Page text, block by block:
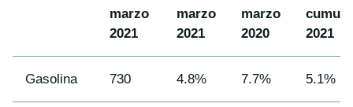
marzo
2021
marzo
2021
marzo
2020
2021
Gasolina 730 4.8% 7.7% 5.1%